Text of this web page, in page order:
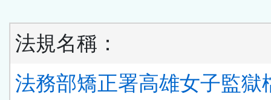
法規名稱：
法務部矯正署高雄女子監獄